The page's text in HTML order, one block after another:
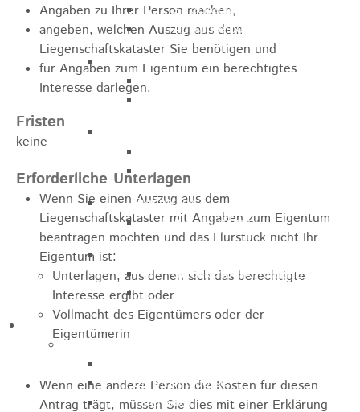
Streckenbeschreibung
Ausschreibung
Marathon
Streckenbeschreibung
Ausschreibung
Pumptrack
Ausschreibung
Streckenbeschreibung
Ausschreibung
Bildung / Familie
Ehrenamtsbörse
Tafelladen
Angaben zu Ihrer Person machen,
angeben, welchen Auszug aus dem
Liegenschaftskataster Sie benötigen und
für Angaben zum Eigentum ein berechtigtes
Interesse darlegen.
Fristen
keine
Erforderliche Unterlagen
Wenn Sie einen Auszug aus dem
Liegenschaftskataster mit Angaben zum Eigentum
beantragen möchten und das Flurstück nicht Ihr
Eigentum ist:
Unterlagen, aus denen sich das berechtigte
Interesse ergibt oder
Vollmacht des Eigentümers oder der
Eigentümerin
Wenn eine andere Person die Kosten für diesen
Antrag trägt, müssen Sie dies mit einer Erklärung